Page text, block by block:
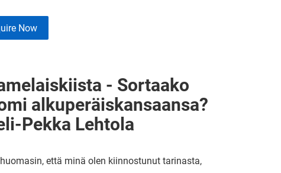
Now
- Sortaako
alkuperäiskansaansa?
Pekka Lehtola
että minä olen kiinnostunut tarinasta,